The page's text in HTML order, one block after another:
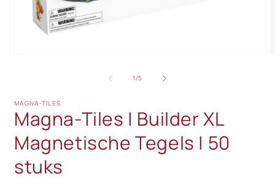
1/van
5
MAGNA-TILES
Magna-Tiles | Builder XL
Magnetische Tegels | 50
stuks